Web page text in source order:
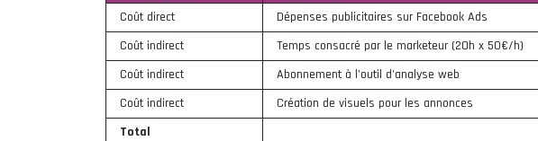
Coût direct
Dépenses publicitaires sur Facebook Ads
Coût indirect
Temps consacré par le marketeur (20h x 50€/h)
Coût indirect
Abonnement à l’outil d’analyse web
Coût indirect
Création de visuels pour les annonces
Total